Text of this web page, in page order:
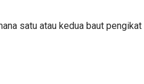
satu atau kedua baut pengikat